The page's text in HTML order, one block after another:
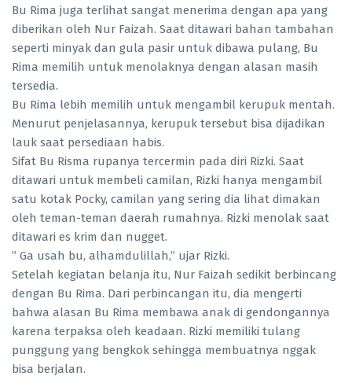
Bu Rima juga terlihat sangat menerima dengan apa yang
diberikan oleh Nur Faizah. Saat ditawari bahan tambahan
seperti minyak dan gula pasir untuk dibawa pulang, Bu
Rima memilih untuk menolaknya dengan alasan masih
tersedia.
Bu Rima lebih memilih untuk mengambil kerupuk mentah.
Menurut penjelasannya, kerupuk tersebut bisa dijadikan
lauk saat persediaan habis.
Sifat Bu Risma rupanya tercermin pada diri Rizki. Saat
ditawari untuk membeli camilan, Rizki hanya mengambil
satu kotak Pocky, camilan yang sering dia lihat dimakan
oleh teman-teman daerah rumahnya. Rizki menolak saat
ditawari es krim dan nugget.
” Ga usah bu, alhamdulillah,” ujar Rizki.
Setelah kegiatan belanja itu, Nur Faizah sedikit berbincang
dengan Bu Rima. Dari perbincangan itu, dia mengerti
bahwa alasan Bu Rima membawa anak di gendongannya
karena terpaksa oleh keadaan. Rizki memiliki tulang
punggung yang bengkok sehingga membuatnya nggak
bisa berjalan.